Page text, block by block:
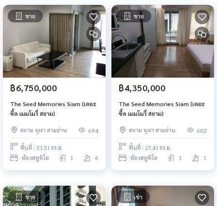
ขาย
฿6,750,000
The Seed Memories Siam (เดอะ
ซี้ด เมมโมรี่ สยาม)
สยาม จุฬา สามย่าน 694
พื้นที่ : 51.51 ตร.ม.
ห้องสตูดิโอ 1 6
ขาย
฿4,350,000
The Seed Memories Siam (เดอะ
ซี้ด เมมโมรี่ สยาม)
สยาม จุฬา สามย่าน 682
พื้นที่ : 27.41 ตร.ม.
ห้องสตูดิโอ 1 1
ขาย เช่า